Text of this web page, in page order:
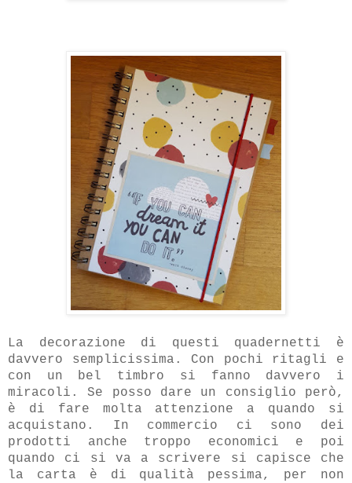
La decorazione di questi quadernetti è
davvero semplicissima. Con pochi ritagli e
con un bel timbro si fanno davvero i
miracoli. Se posso dare un consiglio però,
è di fare molta attenzione a quando si
acquistano. In commercio ci sono dei
prodotti anche troppo economici e poi
quando ci si va a scrivere si capisce che
la carta è di qualità pessima, per non